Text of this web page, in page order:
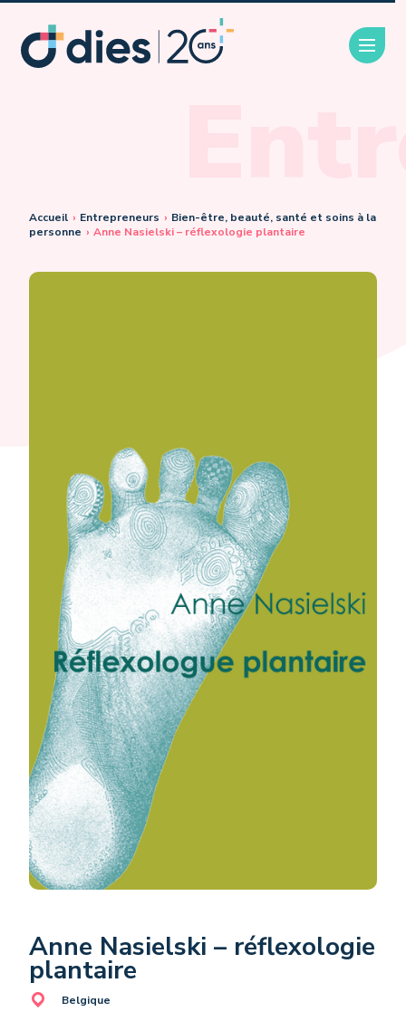
Accueil › Entrepreneurs › Bien-être, beauté, santé et soins à la
personne › Anne Nasielski – réflexologie plantaire
Anne Nasielski – réflexologie
plantaire
Belgique